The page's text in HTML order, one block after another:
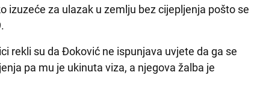
izuzeće za ulazak u zemlju bez cijepljenja pošto se
rekli su da Đoković ne ispunjava uvjete da ga se
pa mu je ukinuta viza, a njegova žalba je